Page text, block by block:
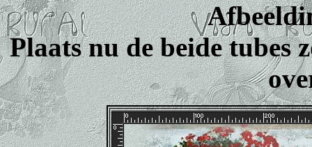
Plaats nu de beide tubes